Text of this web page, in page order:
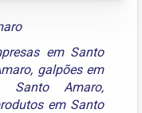
em Santo
, galpões em
Santo Amaro,
em Santo